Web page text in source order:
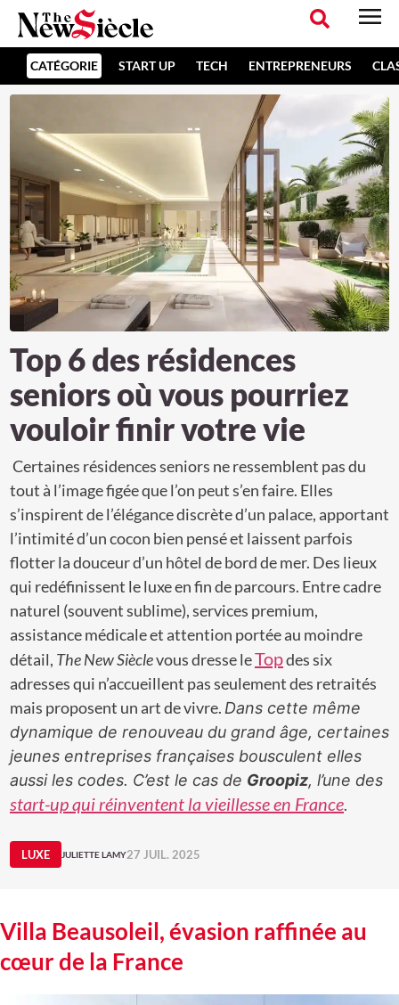
CATÉGORIE START UP TECH ENTREPRENEURS
Top 6 des résidences
seniors où vous pourriez
vouloir finir votre vie
Certaines résidences seniors ne ressemblent pas du
tout à l’image figée que l’on peut s’en faire. Elles
s’inspirent de l’élégance discrète d’un palace, apportant
l’intimité d’un cocon bien pensé et laissent parfois
flotter la douceur d’un hôtel de bord de mer. Des lieux
qui redéfinissent le luxe en fin de parcours. Entre cadre
naturel (souvent sublime), services premium,
assistance médicale et attention portée au moindre
détail, The New Sièclevous dresse leTopdes six
adresses qui n’accueillent pas seulement des retraités
mais proposent un art de vivre.Dans cette même
dynamique de renouveau du grand âge, certaines
jeunes entreprises françaises bousculent elles
aussi les codes. C’est le cas de Groopiz, l’une des
start-up qui réinventent la vieillesse en France.
LUXE JULIETTE LAMY27 JUIL. 2025
Villa Beausoleil, évasion raffinée au
cœur de la France